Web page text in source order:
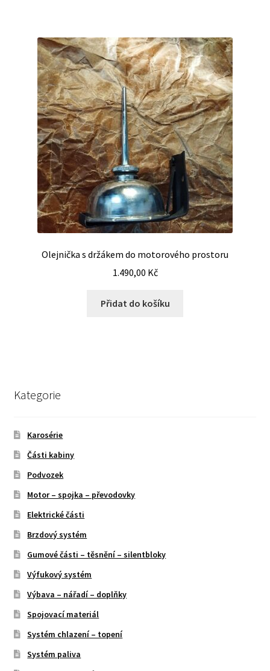
Olejnička s držákem do motorového prostoru
1.490,00 Kč
Přidat do košíku
Kategorie
Karosérie
Části kabiny
Podvozek
Motor – spojka – převodovky
Elektrické části
Brzdový systém
Gumové části – těsnění – silentbloky
Výfukový systém
Výbava – nářadí – doplňky
Spojovací materiál
Systém chlazení – topení
Systém paliva